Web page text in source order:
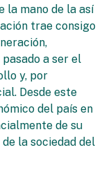
la mano de la así
trae consigo
a ser el
y, por
Desde este
del país en
de su
la sociedad del